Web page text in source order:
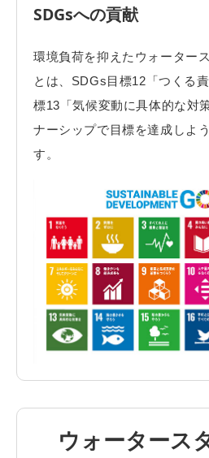
SDGsへの貢献
環境負荷を抑えたウォーター
とは、SDGs目標12「つくる
標13「気候変動に具体的な対
ナーシップで目標を達成しよ
す。
ウォータース